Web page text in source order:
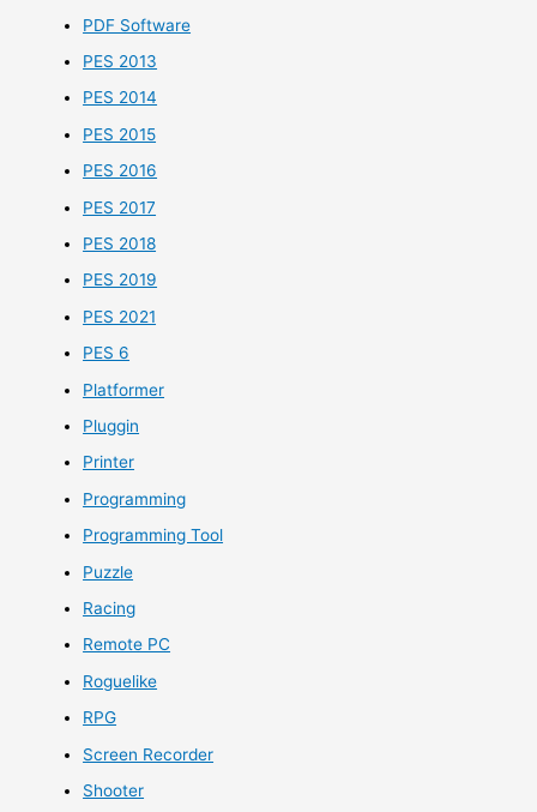
PDF Software
PES 2013
PES 2014
PES 2015
PES 2016
PES 2017
PES 2018
PES 2019
PES 2021
PES 6
Platformer
Pluggin
Printer
Programming
Programming Tool
Puzzle
Racing
Remote PC
Roguelike
RPG
Screen Recorder
Shooter